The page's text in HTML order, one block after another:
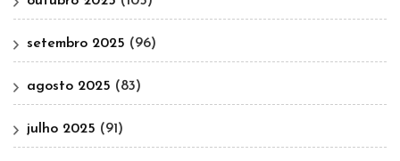
setembro 2025 (96)
agosto 2025 (83)
julho 2025 (91)